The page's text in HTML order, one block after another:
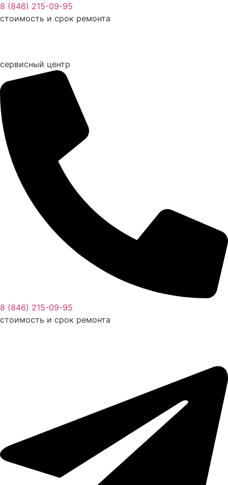
Перейти
к
8 (846) 215-09-95
стоимость и срок ремонта
сервисный центр
8 (846) 215-09-95
стоимость и срок ремонта